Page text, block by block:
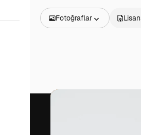
Fotoğraflar
Videolar